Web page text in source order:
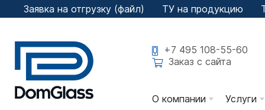
Заявка на отгрузку (файл) ТУ на продукцию
+7 495 108-55-60
Заказ с сайта
О компании Услуги